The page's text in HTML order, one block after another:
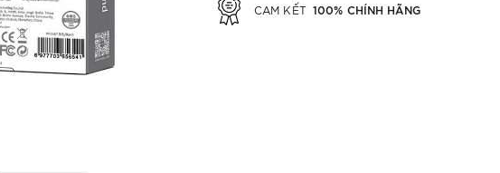
CAM KẾT 100% CHÍNH HÃNG